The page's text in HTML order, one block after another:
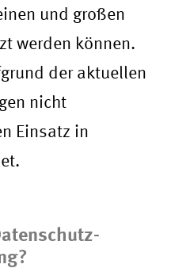
und großen
werden können.
der aktuellen
nicht
Einsatz in